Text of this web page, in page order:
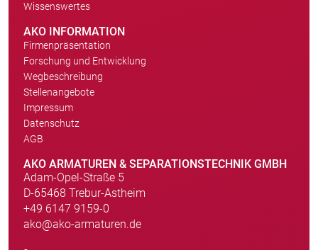
Wissenswertes
AKO INFORMATION
Firmenpräsentation
Forschung und Entwicklung
Wegbeschreibung
Stellenangebote
Impressum
Datenschutz
AGB
AKO ARMATUREN & SEPARATIONSTECHNIK GMBH
Adam-Opel-Straße 5
D-65468 Trebur-Astheim
+49 6147 9159-0
ako@ako-armaturen.de